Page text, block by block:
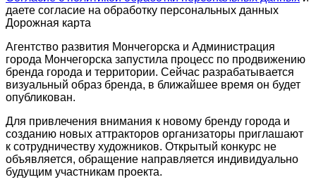
даете согласие на обработку персональных данных
Дорожная карта
Агентство развития Мончегорска и Администрация
города Мончегорска запустила процесс по продвижению
бренда города и территории. Сейчас разрабатывается
визуальный образ бренда, в ближайшее время он будет
опубликован.
Для привлечения внимания к новому бренду города и
созданию новых аттракторов организаторы приглашают
к сотрудничеству художников. Открытый конкурс не
объявляется, обращение направляется индивидуально
будущим участникам проекта.